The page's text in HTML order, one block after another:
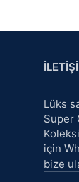
Lüks
Super
için
bize